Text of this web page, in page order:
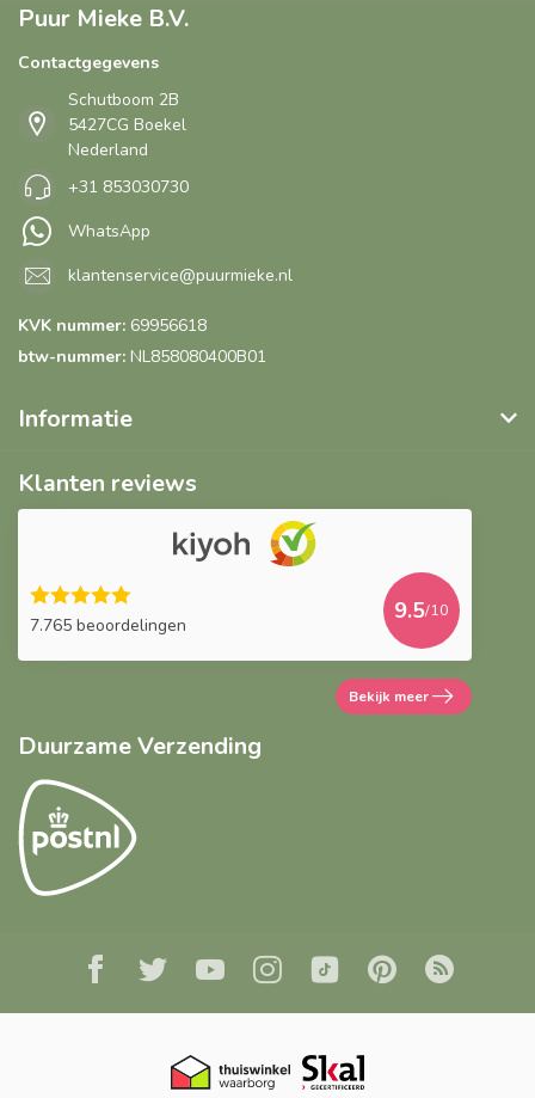
Puur Mieke B.V.
Contactgegevens
Schutboom 2B
5427CG Boekel
Nederland
+31 853030730
WhatsApp
klantenservice@puurmieke.nl
KVK nummer: 69956618
btw-nummer: NL858080400B01
Informatie
Klanten reviews
7.765 beoordelingen
9.5/10
Bekijk meer
Duurzame Verzending